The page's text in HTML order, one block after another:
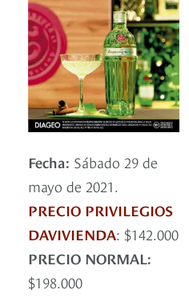
Fecha: Sábado 29 de
mayo de 2021.
PRECIO PRIVILEGIOS
DAVIVIENDA: $142.000
PRECIO NORMAL:
$198.000